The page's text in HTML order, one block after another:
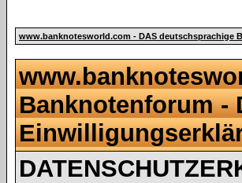
www.banknotesworld.com - DAS deutschsprachige
Banknotenforum -